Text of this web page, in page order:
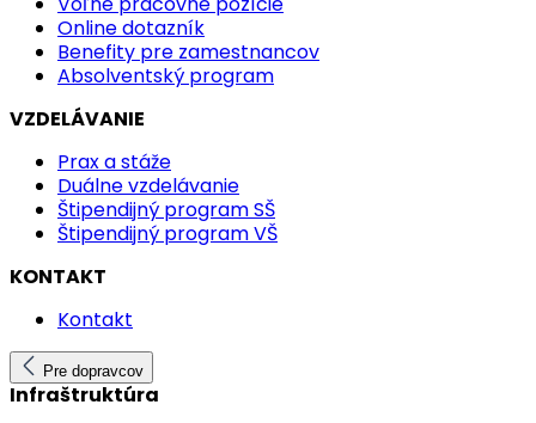
Online dotazník
Benefity pre zamestnancov
Absolventský program
VZDELÁVANIE
Prax a stáže
Duálne vzdelávanie
Štipendijný program SŠ
Štipendijný program VŠ
KONTAKT
Kontakt
Pre dopravcov
Infraštruktúra